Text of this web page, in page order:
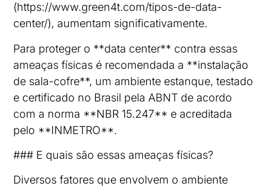
(https://www.green4t.com/tipos-de-data-
center/), aumentam significativamente.
Para proteger o **data center** contra essas
ameaças físicas é recomendada a **instalação
de sala-cofre**, um ambiente estanque, testado
e certificado no Brasil pela ABNT de acordo
com a norma **NBR 15.247** e acreditada
pelo **INMETRO**.
### E quais são essas ameaças físicas?
Diversos fatores que envolvem o ambiente